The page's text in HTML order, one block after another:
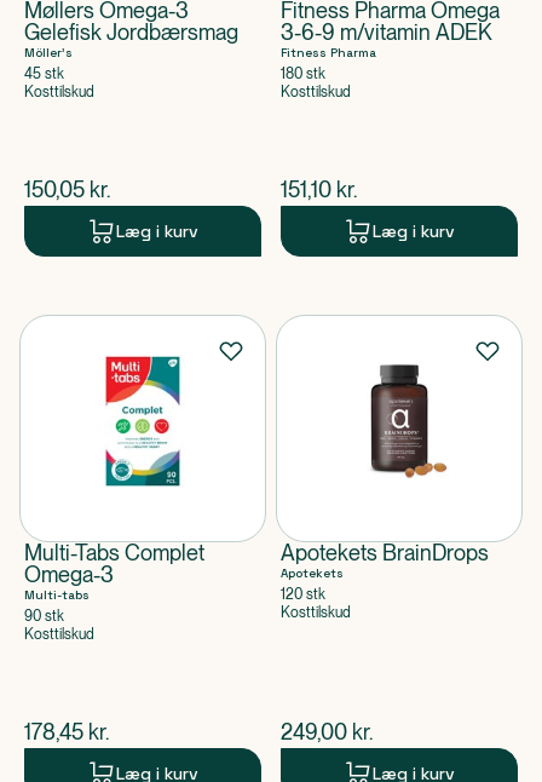
Møllers Omega-3
Gelefisk Jordbærsmag
Möller's
45 stk
Kosttilskud
$nuværende pris
150,05 kr.
Læg i kurv
Fitness Pharma Omega
3-6-9 m/vitamin ADEK
Fitness Pharma
180 stk
Kosttilskud
$nuværende pris
151,10 kr.
Læg i kurv
Multi-Tabs Complet
Omega-3
Multi-tabs
90 stk
Kosttilskud
$nuværende pris
178,45 kr.
Læg i kurv
Apotekets BrainDrops
Apotekets
120 stk
Kosttilskud
$nuværende pris
249,00 kr.
Læg i kurv